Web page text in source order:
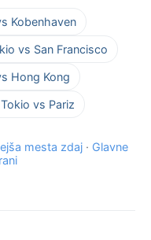
Kobenhaven
vs San Francisco
Hong Kong
vs Pariz
mesta zdaj · Glavne